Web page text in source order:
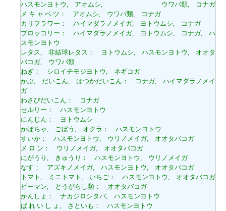
ハスモンヨトウ, アオムシ, ウワバ類, コナガ
メ キ ャ ベ ツ： アオムシ, ウワバ類, コナガ
カリフラワー： ハイマダラノメイガ, ヨトウムシ, コナガ
ブロッコリー： ハイマダラノメイガ, ヨトウムシ, コナガ, ハ
スモンヨトウ
レタス, 非結球レタス： ヨトウムシ, ハスモンヨトウ, オオタ
バコガ, ウワバ類
ねぎ： シロイチモジヨトウ, ネギコガ
かぶ, だいこん, はつかだいこん： コナガ, ハイマダラノメイ
ガ
わさびだいこん： コナガ
セルリー： ハスモンヨトウ
にんじん： ヨトウムシ
かぼちゃ, ごぼう, オクラ： ハスモンヨトウ
すいか： ハスモンヨトウ, ウリノメイガ, オオタバコガ
メ ロ ン： ウリノメイガ, オオタバコガ
にがうり, きゅうり： ハスモンヨトウ, ウリノメイガ
なす： アズキノメイガ, ハスモンヨトウ, オオタバコガ
トマト, ミニトマト, いちご： ハスモンヨトウ, オオタバコガ
ピーマン, とうがらし類： オオタバコガ
かんしょ： ナカジロシタバ, ハスモンヨトウ
ば れ い し ょ, さといも： ハスモンヨトウ